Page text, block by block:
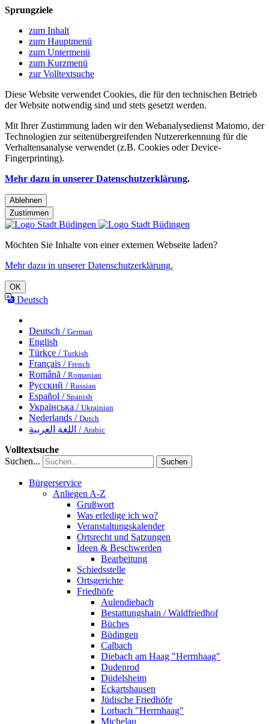
Sprungziele
zum Inhalt
zum Hauptmenü
zum Untermenü
zum Kurzmenü
zur Volltextsuche
Diese Website verwendet Cookies, die für den technischen Betrieb
der Website notwendig sind und stets gesetzt werden.
Mit Ihrer Zustimmung laden wir den Webanalysedienst Matomo, der
Technologien zur seitenübergreifenden Nutzererkennung für die
Verhaltensanalyse verwendet (z.B. Cookies oder Device-
Fingerprinting).
Mehr dazu in unserer Datenschutzerklärung.
Ablehnen
Zustimmen
Möchten Sie Inhalte von einer externen Webseite laden?
Mehr dazu in unserer Datenschutzerklärung.
OK
Deutsch
Deutsch / German
English
Türkçe / Turkish
Français / French
Română / Romanian
Русский / Russian
Español / Spanish
Українська / Ukrainian
Nederlands / Dutch
اللغة العربية / Arabic
Volltextsuche
Suchen...
Suchen
Bürgerservice
Anliegen A-Z
Grußwort
Was erledige ich wo?
Veranstaltungskalender
Ortsrecht und Satzungen
Ideen & Beschwerden
Bearbeitung
Schiedsstelle
Ortsgerichte
Friedhöfe
Aulendiebach
Bestattungshain / Waldfriedhof
Büches
Büdingen
Calbach
Diebach am Haag "Herrnhaag"
Dudenrod
Düdelsheim
Eckartshausen
Jüdische Friedhöfe
Lorbach "Herrnhaag"
Michelau